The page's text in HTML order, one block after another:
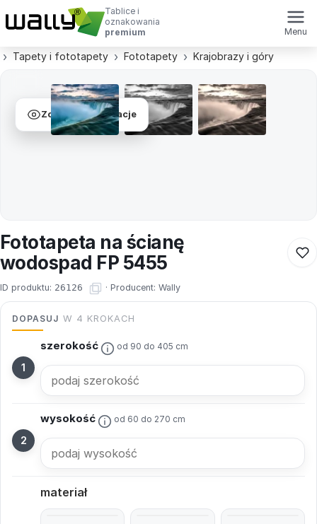
Tablice i
oznakowania
premium
Menu
Tapety i fototapety Fototapety Krajobrazy i góry
Zobacz wizualizacje
Fototapeta na ścianę
wodospad FP 5455
ID produktu: 26126 · Producent: Wally
DOPASUJ W 4 KROKACH
szerokość od 90 do 405 cm
wysokość od 60 do 270 cm
materiał